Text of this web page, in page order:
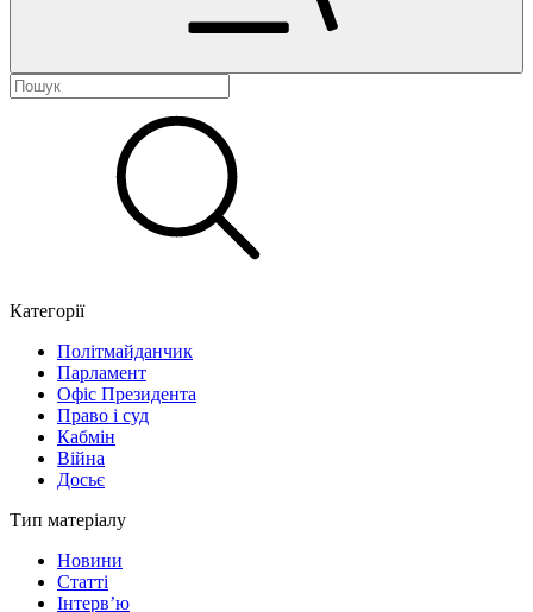
Категорії
Політмайданчик
Парламент
Офіс Президента
Право і суд
Кабмін
Війна
Досьє
Тип матеріалу
Новини
Статті
Інтерв’ю